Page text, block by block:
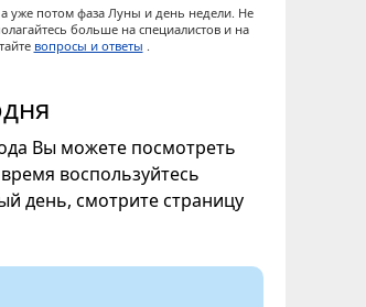
уже потом фаза Луны и день недели. Не
больше на специалистов и на
вопросы и ответы .
Вы можете посмотреть
воспользуйтесь
день, смотрите страницу